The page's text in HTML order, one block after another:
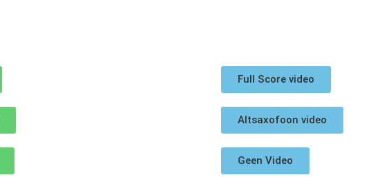
Full Score video
Altsaxofoon video
Geen Video